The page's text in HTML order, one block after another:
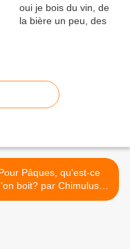
Pâques, qu'est-ce
boit? par Chimulus in
Post >